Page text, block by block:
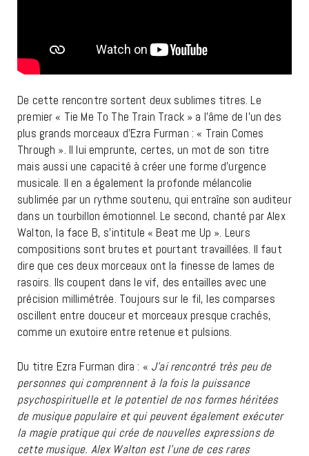
De cette rencontre sortent deux sublimes titres. Le
premier « Tie Me To The Train Track » a l’âme de l’un des
plus grands morceaux d’Ezra Furman : « Train Comes
Through ». Il lui emprunte, certes, un mot de son titre
mais aussi une capacité à créer une forme d’urgence
musicale. Il en a également la profonde mélancolie
sublimée par un rythme soutenu, qui entraîne son auditeur
dans un tourbillon émotionnel. Le second, chanté par Alex
Walton, la face B, s’intitule « Beat me Up ». Leurs
compositions sont brutes et pourtant travaillées. Il faut
dire que ces deux morceaux ont la finesse de lames de
rasoirs. Ils coupent dans le vif, des entailles avec une
précision millimétrée. Toujours sur le fil, les comparses
oscillent entre douceur et morceaux presque crachés,
comme un exutoire entre retenue et pulsions.
Du titre Ezra Furman dira : « J’ai rencontré très peu de
personnes qui comprennent à la fois la puissance
psychospirituelle et le potentiel de nos formes héritées
de musique populaire et qui peuvent également exécuter
la magie pratique qui crée de nouvelles expressions de
cette musique. Alex Walton est l’une de ces rares